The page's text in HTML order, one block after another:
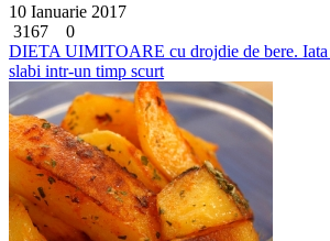
10 Ianuarie 2017
3167
0
DIETA UIMITOARE cu drojdie de bere. Iata
slabi intr-un timp scurt